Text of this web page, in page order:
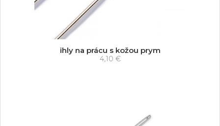
ihly na prácu s kožou prym
4,10 €